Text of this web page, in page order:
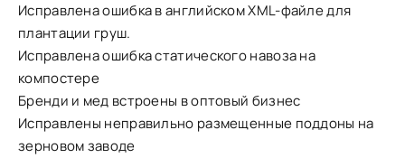
Исправлена ошибка в английском XML-файле для
плантации груш.
Исправлена ошибка статического навоза на
компостере
Бренди и мед встроены в оптовый бизнес
Исправлены неправильно размещенные поддоны на
зерновом заводе